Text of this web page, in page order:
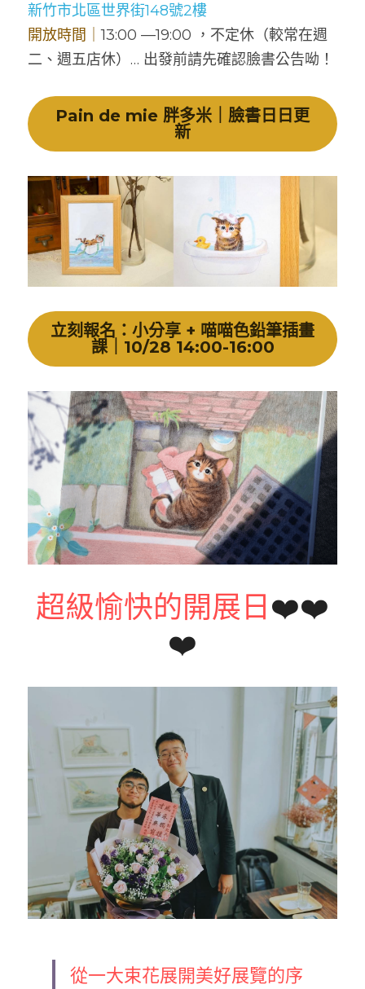
新竹市北區世界街148號2樓
開放時間｜13:00 —19:00 ，不定休（較常在週
二、週五店休）… 出發前請先確認臉書公告呦！
Pain de mie 胖多米｜臉書日日更
新
立刻報名：小分享 + 喵喵色鉛筆插畫
課｜10/28 14:00-16:00
超級愉快的開展日❤️❤️
❤️
從一大束花展開美好展覽的序